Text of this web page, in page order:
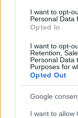
I want to opt-
Personal Data
Opted In
I want to opt-
Retention,
Personal Data
Purposes for
Opted Out
Google
I want to allow
CHEFS